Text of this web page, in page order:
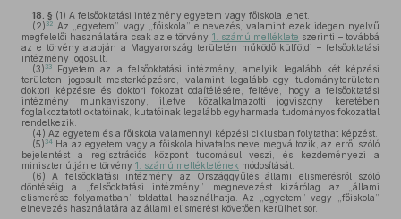
18. § (1) A felsőoktatási intézmény egyetem vagy főiskola lehet.
(2) 32 Az „egyetem” vagy „főiskola” elnevezés, valamint ezek idegen nyelvű
megfelelői használatára csak az e törvény 1. számú melléklete szerinti – továbbá
az e törvény alapján a Magyarország területén működő külföldi – felsőoktatási
intézmény jogosult.
(3) 33
Egyetem az a felsőoktatási intézmény, amelyik legalább két képzési
területen jogosult mesterképzésre, valamint legalább egy tudományterületen
doktori képzésre és doktori fokozat odaítélésére, feltéve, hogy a felsőoktatási
intézmény munkaviszony, illetve közalkalmazotti jogviszony keretében
foglalkoztatott oktatóinak, kutatóinak legalább egyharmada tudományos fokozattal
rendelkezik.
(4) Az egyetem és a főiskola valamennyi képzési ciklusban folytathat képzést.
(5) 34 Ha az egyetem vagy a főiskola hivatalos neve megváltozik, az erről szóló
bejelentést a regisztrációs központ tudomásul veszi, és kezdeményezi a
miniszter útján e törvény 1. számú mellékletének módosítását.
(6) A felsőoktatási intézmény az Országgyűlés állami elismerésről szóló
döntéséig a „felsőoktatási intézmény” megnevezést kizárólag az „állami
elismerése folyamatban” toldattal használhatja. Az „egyetem” vagy „főiskola”
elnevezés használatára az állami elismerést követően kerülhet sor.